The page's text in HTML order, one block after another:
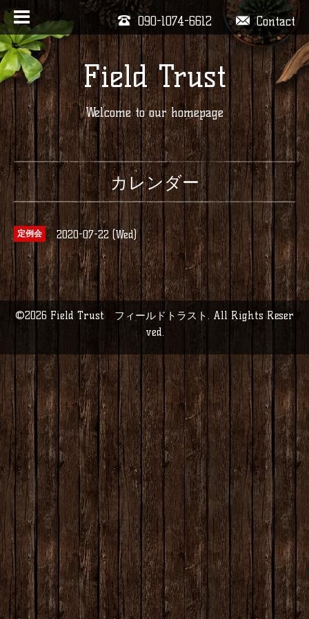
Contact
090-1074-6612
Field Trust
Welcome to our homepage
カレンダー
定例会 2020-07-22 (Wed)
©2026 Field Trust フィールドトラスト. All Rights Reser
ved.